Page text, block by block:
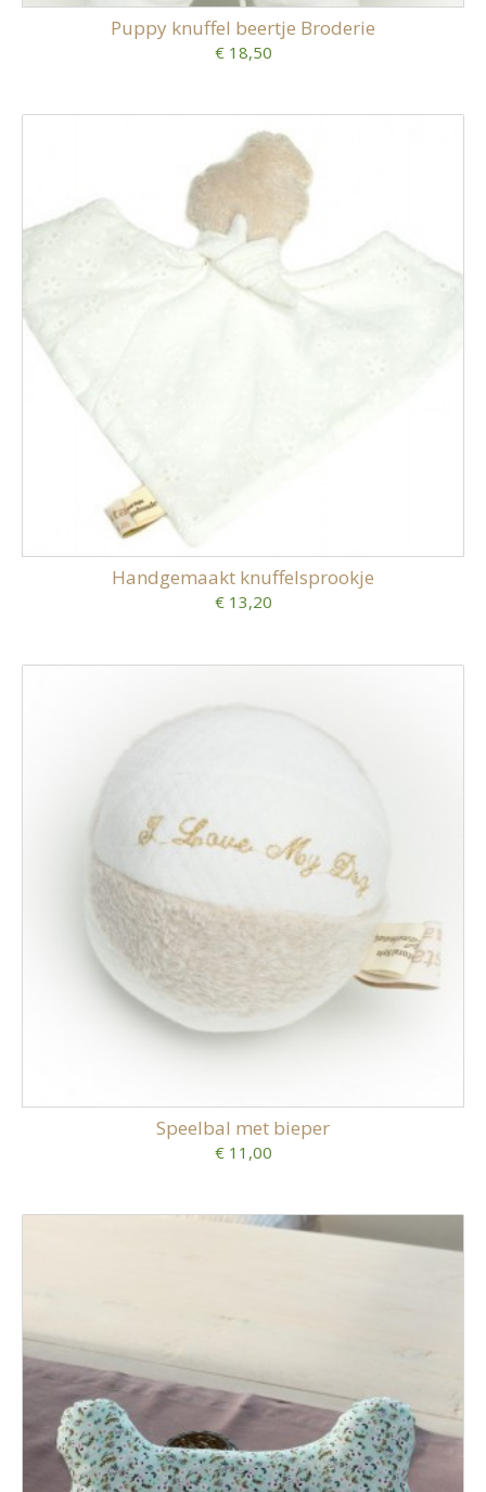
Puppy knuffel beertje Broderie
€ 18,50
Handgemaakt knuffelsprookje
€ 13,20
Speelbal met bieper
€ 11,00